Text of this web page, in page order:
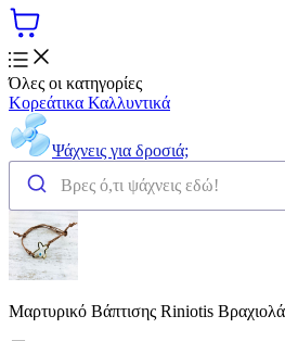
Όλες οι κατηγορίες
Κορεάτικα Καλλυντικά
Ψάχνεις για δροσιά;
Μαρτυρικό Βάπτισης Riniotis